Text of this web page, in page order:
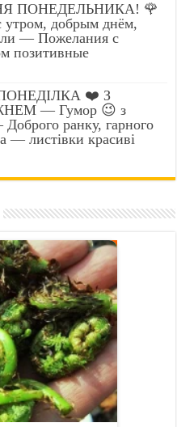
ПОНЕДЕЛЬНИКА! 🌹
добрым днём,
— Пожелания с
позитивные
❤️ З
— Гумор 😉 з
ранку, гарного
— листівки красиві